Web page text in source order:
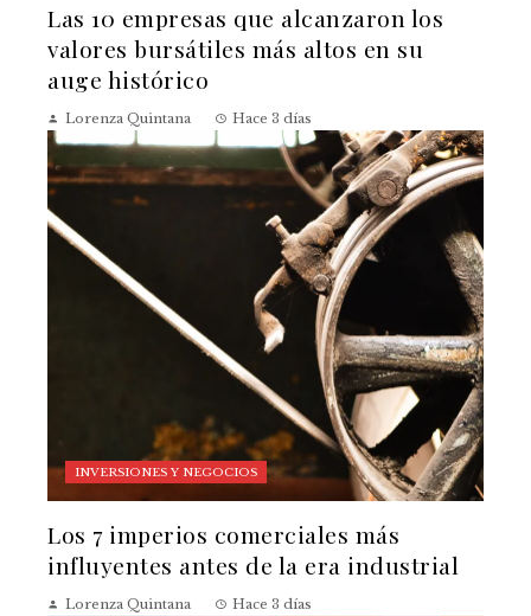
Las 10 empresas que alcanzaron los
valores bursátiles más altos en su
auge histórico
Lorenza Quintana Hace 3 días
INVERSIONES Y NEGOCIOS
Los 7 imperios comerciales más
influyentes antes de la era industrial
Lorenza Quintana Hace 3 días